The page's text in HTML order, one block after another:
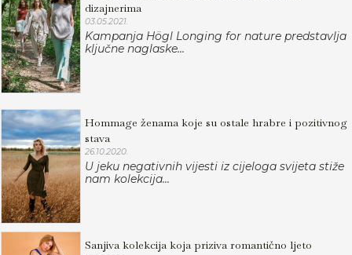
dizajnerima
03.05.2021.
Kampanja Högl Longing for nature predstavlja
ključne naglaske...
Hommage ženama koje su ostale hrabre i pozitivnog
stava
26.10.2020.
U jeku negativnih vijesti iz cijeloga svijeta stiže
nam kolekcija...
Sanjiva kolekcija koja priziva romantično ljeto